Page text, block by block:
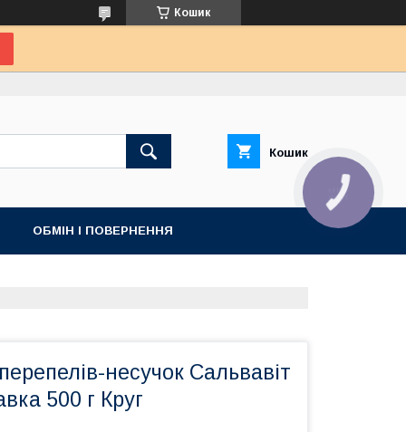
Кошик
Кошик
ОБМІН І ПОВЕРНЕННЯ
несучок Сальвавіт
500 г Круг
КНОПКА
ЗВ'ЯЗКУ